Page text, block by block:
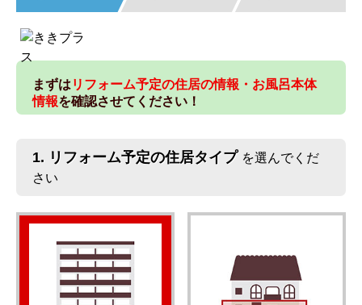
まずはリフォーム予定の住居の情報・お風呂本体
情報を確認させてください！
1. リフォーム予定の住居タイプ を選んでくだ
さい